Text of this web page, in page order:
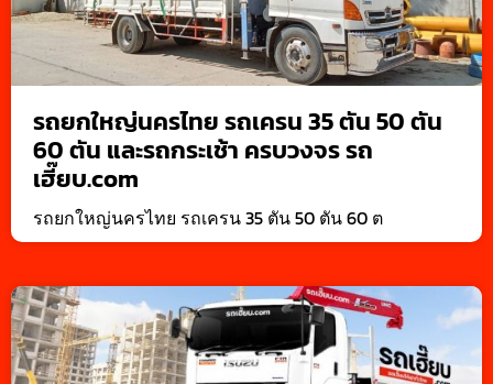
รถยกใหญ่นครไทย รถเครน 35 ตัน 50 ตัน
60 ตัน และรถกระเช้า ครบวงจร รถ
เฮี๊ยบ.com
รถยกใหญ่นครไทย รถเครน 35 ตัน 50 ตัน 60 ต